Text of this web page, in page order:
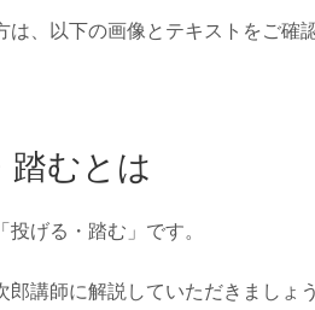
は、以下の画像とテキストをご確
踏むとは
投げる・踏む」です。
郎講師に解説していただきましょ